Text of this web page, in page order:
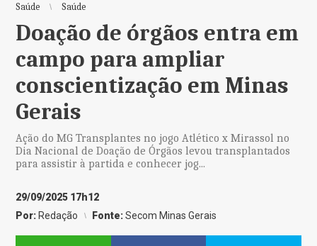
Saúde Saúde
Doação de órgãos entra em
campo para ampliar
conscientização em Minas
Gerais
Ação do MG Transplantes no jogo Atlético x Mirassol no
Dia Nacional de Doação de Órgãos levou transplantados
para assistir à partida e conhecer jog...
29/09/2025 17h12
Por: Redação Fonte:Secom Minas Gerais